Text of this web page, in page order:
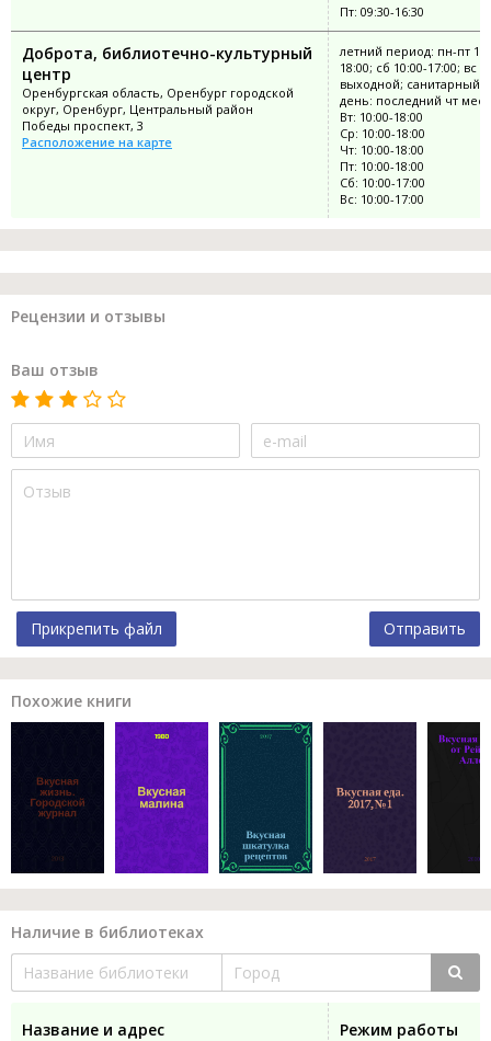
Пт: 09:30-16:30
Доброта, библиотечно-культурный
центр
Оренбургская область, Оренбург городской
округ, Оренбург, Центральный район
Победы проспект, 3
Расположение на карте
летний период: пн-пт
18:00; сб 10:00-17:00; вс
выходной; санитарный
день: последний чт
Вт: 10:00-18:00
Ср: 10:00-18:00
Чт: 10:00-18:00
Пт: 10:00-18:00
Сб: 10:00-17:00
Вс: 10:00-17:00
Рецензии и отзывы
Ваш отзыв
Прикрепить файл Отправить
Похожие книги
Наличие в библиотеках
Название и адрес
Режим работы